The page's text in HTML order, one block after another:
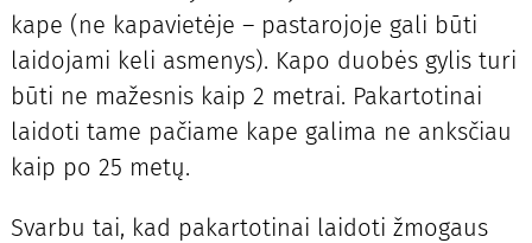
kape (ne kapavietėje – pastarojoje gali būti
laidojami keli asmenys). Kapo duobės gylis turi
būti ne mažesnis kaip 2 metrai. Pakartotinai
laidoti tame pačiame kape galima ne anksčiau
kaip po 25 metų.
Svarbu tai, kad pakartotinai laidoti žmogaus